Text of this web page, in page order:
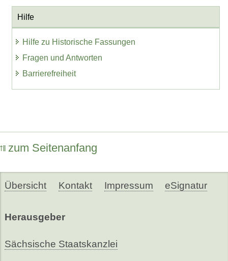
Hilfe
Hilfe zu Historische Fassungen
Fragen und Antworten
Barrierefreiheit
zum Seitenanfang
Übersicht Kontakt Impressum eSignatur
Herausgeber
Sächsische Staatskanzlei